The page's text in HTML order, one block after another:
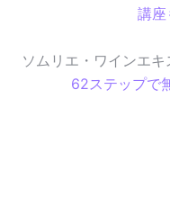
講
ソムリエ・ワインエ
62ステップで